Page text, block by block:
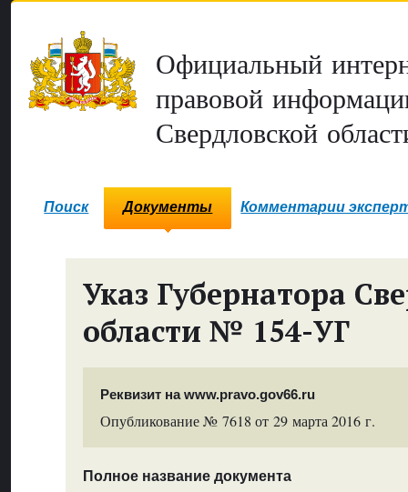
Официальный
правовой
Свердловской
Поиск Документы Комментарии
Указ Губернатора
области № 154-УГ
Реквизит на www.pravo.gov66.ru
Опубликование № 7618 от 29 марта 2016 г.
Полное название документа